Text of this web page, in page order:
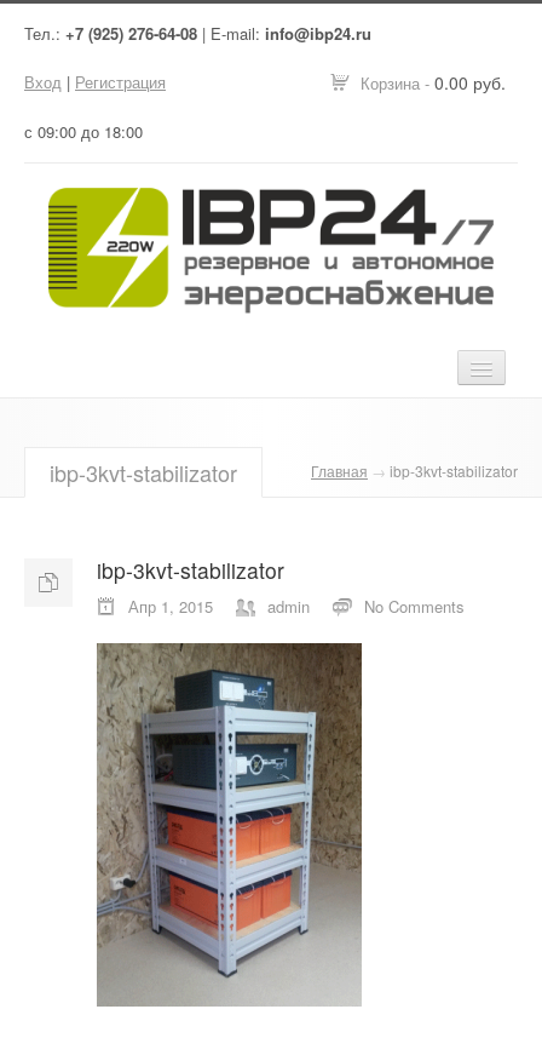
Тел.: +7 (925) 276-64-08 | E-mail: info@ibp24.ru
Корзина - 0.00 руб.
Вход | Регистрация
с 09:00 до 18:00
Оборудование
О компании
Контакты
ibp-3kvt-stabilizator Главная → ibp-3kvt-stabilizator
ibp-3kvt-stabilizator
Апр 1, 2015 admin No Comments